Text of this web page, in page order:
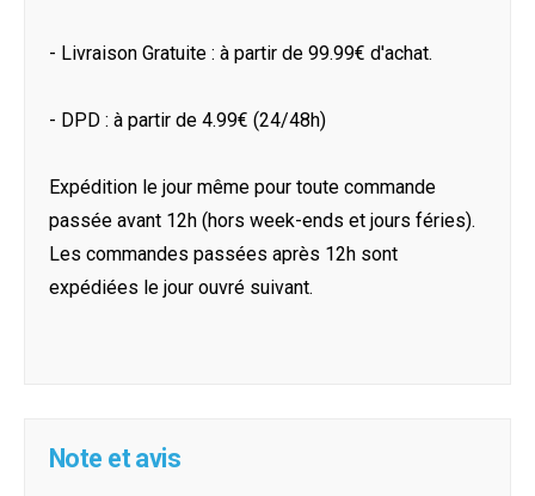
- Livraison Gratuite : à partir de 99.99€ d'achat.
- DPD : à partir de 4.99€ (24/48h)
Expédition le jour même pour toute commande
passée avant 12h (hors week-ends et jours féries).
Les commandes passées après 12h sont
expédiées le jour ouvré suivant.
Note et avis